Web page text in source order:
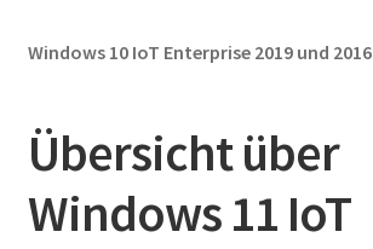
Windows 10 IoT Enterprise 2019 und 2016
Übersicht über
Windows 11 IoT